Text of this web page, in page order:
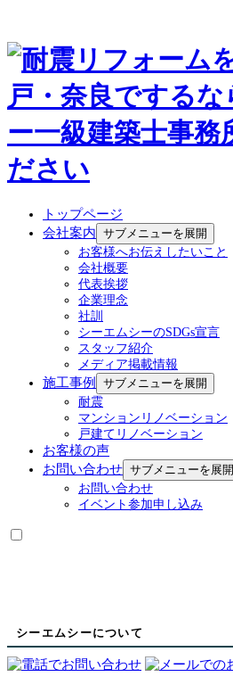
トップページ
会社案内 サブメニューを展開
お客様へお伝えしたいこと
会社概要
代表挨拶
企業理念
社訓
シーエムシーのSDGs宣言
スタッフ紹介
メディア掲載情報
施工事例
サブメニューを展開
耐震
マンションリノベーション
戸建てリノベーション
お客様の声
お問い合わせ サブメニューを展開
お問い合わせ
イベント参加申し込み
シーエムシーについて